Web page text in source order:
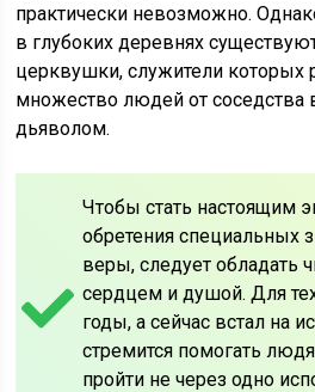
практически невозможно.
в глубоких деревнях
церквушки, служители которых
множество людей от соседства
дьяволом.
Чтобы стать настоящим
обретения специальных
веры, следует обладать
сердцем и душой. Для
годы, а сейчас встал на
стремится помогать
пройти не через одно